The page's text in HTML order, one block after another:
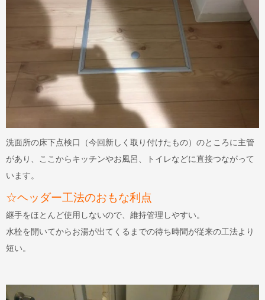
洗面所の床下点検口（今回新しく取り付けたもの）のところに主管
があり、ここからキッチンやお風呂、トイレなどに直接つながって
います。
☆ヘッダー工法のおもな利点
継手をほとんど使用しないので、維持管理しやすい。
水栓を開いてからお湯が出てくるまでの待ち時間が従来の工法より
短い。